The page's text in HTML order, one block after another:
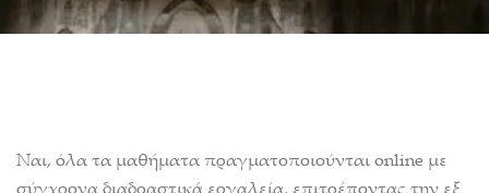
Ναι, όλα τα μαθήματα πραγματοποιούνται online με